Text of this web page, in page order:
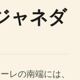
ャネダ
レの南端には、